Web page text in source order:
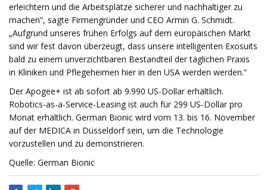
erleichtern und die Arbeitsplätze sicherer und nachhaltiger zu
machen“, sagte Firmengründer und CEO Armin G. Schmidt.
„Aufgrund unseres frühen Erfolgs auf dem europäischen Markt
sind wir fest davon überzeugt, dass unsere intelligenten Exosuits
bald zu einem unverzichtbaren Bestandteil der täglichen Praxis
in Kliniken und Pflegeheimen hier in den USA werden werden.“
Der Apogee+ ist ab sofort ab 9.990 US-Dollar erhältlich.
Robotics-as-a-Service-Leasing ist auch für 299 US-Dollar pro
Monat erhältlich. German Bionic wird vom 13. bis 16. November
auf der MEDICA in Düsseldorf sein, um die Technologie
vorzustellen und zu demonstrieren.
Quelle: German Bionic